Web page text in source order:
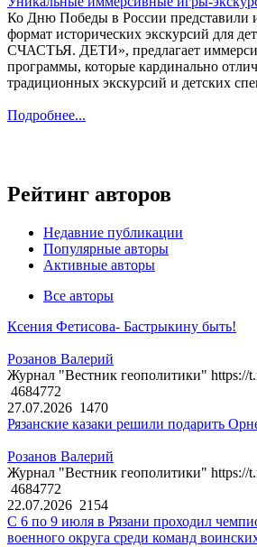
Ко Дню Победы в России представили
формат исторических экскурсий для
СЧАСТЬЯ. ДЕТИ», предлагает
программы, которые кардинально
традиционных экскурсий и детских
Подробнее...
Рейтинг авторов
Недавние публикации
Популярные авторы
Активные авторы
Все авторы
Ксения Фетисова- Бастрыкину быть!
Розанов Валерий
Журнал "Вестник геополитики" https://
4684772
27.07.2026 1470
Рязанские казаки решили подарить
Розанов Валерий
Журнал "Вестник геополитики" https://
4684772
22.07.2026 2154
С 6 по 9 июля в Рязани проходил
военного округа среди команд